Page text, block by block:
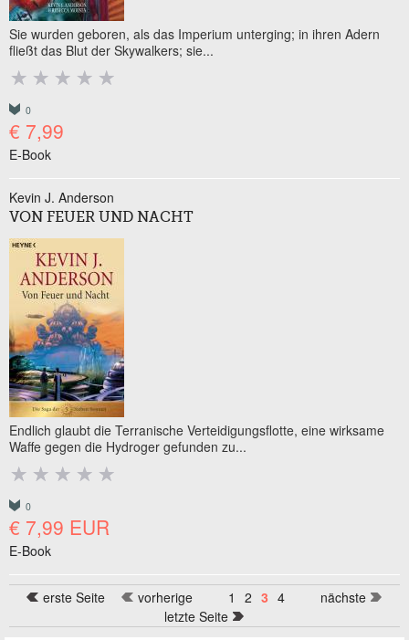
Sie wurden geboren, als das Imperium unterging; in ihren Adern
fließt das Blut der Skywalkers; sie...
0
€ 7,99
E-Book
Kevin J. Anderson
VON FEUER UND NACHT
Endlich glaubt die Terranische Verteidigungsflotte, eine wirksame
Waffe gegen die Hydroger gefunden zu...
0
€ 7,99 EUR
E-Book
Seiten
erste Seite vorherige 1 2 3 4
nächste
letzte Seite